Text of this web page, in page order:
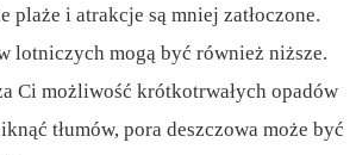
plaże i atrakcje są mniej zatłoczone.
lotniczych mogą być również niższe.
Ci możliwość krótkotrwałych opadów
tłumów, pora deszczowa może być